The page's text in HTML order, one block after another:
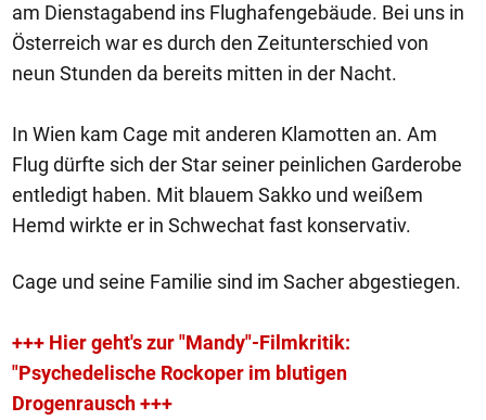
am Dienstagabend ins Flughafengebäude. Bei uns in
Österreich war es durch den Zeitunterschied von
neun Stunden da bereits mitten in der Nacht.
In Wien kam Cage mit anderen Klamotten an. Am
Flug dürfte sich der Star seiner peinlichen Garderobe
entledigt haben. Mit blauem Sakko und weißem
Hemd wirkte er in Schwechat fast konservativ.
Cage und seine Familie sind im Sacher abgestiegen.
+++ Hier geht's zur "Mandy"-Filmkritik:
"Psychedelische Rockoper im blutigen
Drogenrausch +++